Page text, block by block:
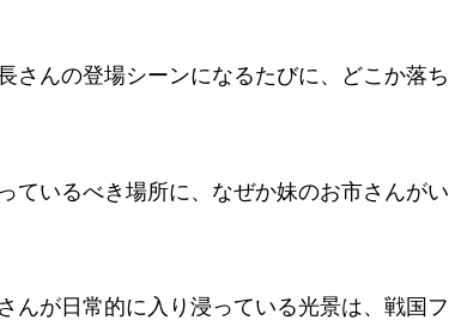
さんの登場シーンになるたびに、どこか落ち
ているべき場所に、なぜか妹のお市さんがい
んが日常的に入り浸っている光景は、戦国フ